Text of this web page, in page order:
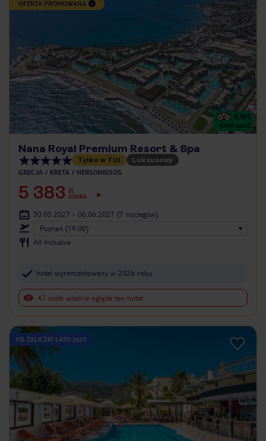
OFERTA PROMOWANA
4.9/5
4590 opinii
Nana Royal Premium Resort & Spa
Tylko w TUI Luksusowy
GRECJA KRETA HERSONISSOS
5 383 ZŁ
OSOBA
30.05.2027 - 06.06.2027 (7 noclegów)
Poznań (19:00)
All Inclusive
hotel wyremontowany w 2026 roku
47 osób właśnie ogląda ten hotel
5% ZALICZKI LATO 2027